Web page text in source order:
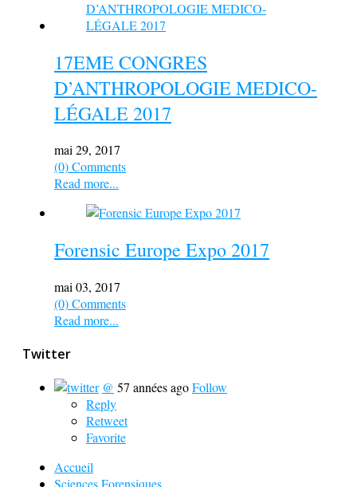
17EME CONGRES
D’ANTHROPOLOGIE MEDICO-
LÉGALE 2017
mai 29, 2017
(0) Comments
Read more...
Forensic Europe Expo 2017
mai 03, 2017
(0) Comments
Read more...
Twitter
@ 57 années agoFollow
Reply
Retweet
Favorite
Accueil
Sciences Forensiques